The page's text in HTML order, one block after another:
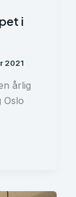
i
2021
årlig
Oslo